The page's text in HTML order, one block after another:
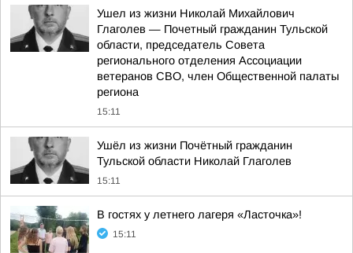
Ушел из жизни Николай Михайлович
Глаголев — Почетный гражданин Тульской
области, председатель Совета
регионального отделения Ассоциации
ветеранов СВО, член Общественной палаты
региона
15:11
Ушёл из жизни Почётный гражданин
Тульской области Николай Глаголев
15:11
В гостях у летнего лагеря «Ласточка»!
15:11